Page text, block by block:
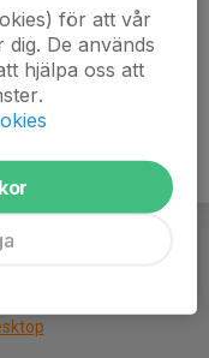
för att vår
De används
hjälpa oss att